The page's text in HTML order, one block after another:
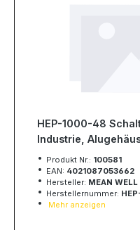
HEP-1000-48
Industrie, Alugehäuse, 1008W, 48V,
21A, MEAN WELL
Produkt Nr.: 100581
EAN: 4021087053662
Hersteller: MEAN WELL
Herstellernummer:
Mehr anzeigen